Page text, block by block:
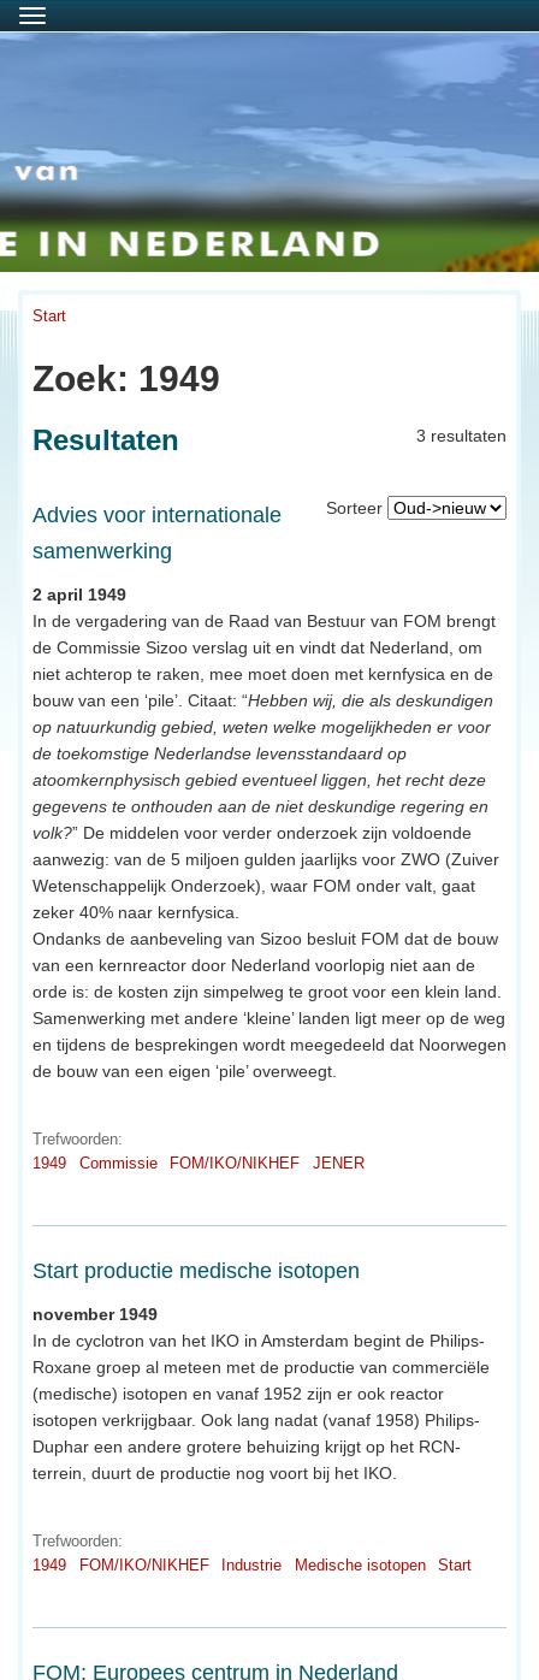
Menu
Start
Zoek: 1949
3 resultaten
Resultaten
Sorteer
Advies voor internationale
samenwerking
2 april 1949
In de vergadering van de Raad van Bestuur van FOM brengt
de Commissie Sizoo verslag uit en vindt dat Nederland, om
niet achterop te raken, mee moet doen met kernfysica en de
bouw van een ‘pile’. Citaat: “Hebben wij, die als deskundigen
op natuurkundig gebied, weten welke mogelijkheden er voor
de toekomstige Nederlandse levensstandaard op
atoomkernphysisch gebied eventueel liggen, het recht deze
gegevens te onthouden aan de niet deskundige regering en
volk?” De middelen voor verder onderzoek zijn voldoende
aanwezig: van de 5 miljoen gulden jaarlijks voor ZWO (Zuiver
Wetenschappelijk Onderzoek), waar FOM onder valt, gaat
zeker 40% naar kernfysica.
Ondanks de aanbeveling van Sizoo besluit FOM dat de bouw
van een kernreactor door Nederland voorlopig niet aan de
orde is: de kosten zijn simpelweg te groot voor een klein land.
Samenwerking met andere ‘kleine’ landen ligt meer op de weg
en tijdens de besprekingen wordt meegedeeld dat Noorwegen
de bouw van een eigen ‘pile’ overweegt.
Trefwoorden:
1949
Commissie FOM/IKO/NIKHEF JENER
Start productie medische isotopen
november 1949
In de cyclotron van het IKO in Amsterdam begint de Philips-
Roxane groep al meteen met de productie van commerciële
(medische) isotopen en vanaf 1952 zijn er ook reactor
isotopen verkrijgbaar. Ook lang nadat (vanaf 1958) Philips-
Duphar een andere grotere behuizing krijgt op het RCN-
terrein, duurt de productie nog voort bij het IKO.
Trefwoorden:
1949
FOM/IKO/NIKHEF Industrie Medische isotopen Start
FOM: Europees centrum in Nederland